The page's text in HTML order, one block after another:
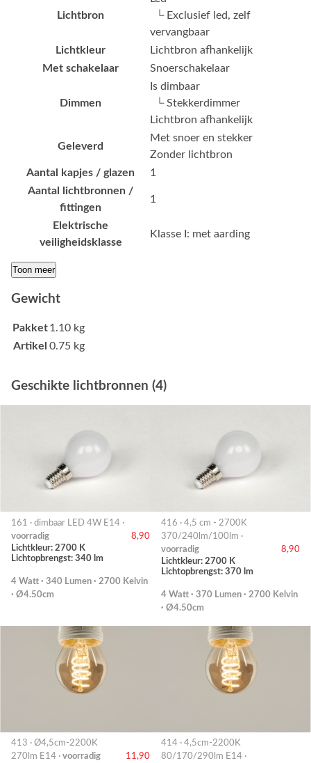
Lichtbron
└ Exclusief led, zelf
vervangbaar
Lichtkleur
Lichtbron afhankelijk
Met schakelaar
Snoerschakelaar
Dimmen
Is dimbaar
└ Stekkerdimmer
Lichtbron afhankelijk
Geleverd
Met snoer en stekker
Zonder lichtbron
Aantal kapjes / glazen
1
Aantal lichtbronnen /
fittingen
1
Elektrische
veiligheidsklasse
Klasse I: met aarding
Toon meer
Gewicht
Pakket1.10 kg
Artikel 0.75 kg
Geschikte lichtbronnen (4)
161 · dimbaar LED 4W E14 ·
voorradig
8,90
Lichtkleur: 2700 K
Lichtopbrengst: 340 lm
4 Watt · 340 Lumen · 2700 Kelvin
· Ø4.50cm
416 · 4,5 cm - 2700K
370/240lm/100lm ·
voorradig
8,90
Lichtkleur: 2700 K
Lichtopbrengst: 370 lm
4 Watt · 370 Lumen · 2700 Kelvin
· Ø4.50cm
413 · Ø4,5cm-2200K
270lm E14 · voorradig
11,90
414 · 4,5cm-2200K
80/170/290lm E14 ·